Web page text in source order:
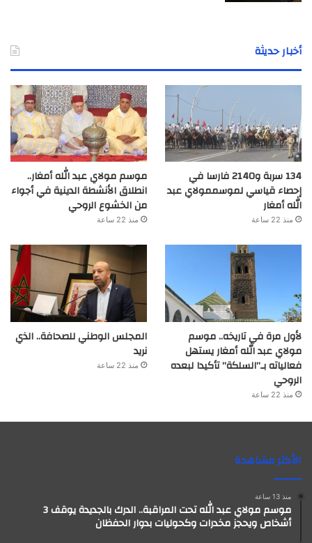
أخبار حديثة
134 سربة و2140 فارسا في
إحصاء قياسي لموسممولاي عبد
الله أمغار
منذ 22 ساعة
موسم مولاي عبد الله أمغار..
انطلاق الأنشطة الدينية في أجواء
من الخشوع الروحي
منذ 22 ساعة
لأول مرة في تاريخه.. موسم
مولاي عبد الله أمغار يستهل
فعالياته بـ”السلكة” تأكيدا لبعده
الروحي
منذ 22 ساعة
المجلس الوطني للصحافة.. الذي
نريد
منذ 22 ساعة
الأكثر مشاهدة
منذ 13 ساعة
موسم مولاي عبد الله تحت المراقبة.. الدرك بالجديدة يوقف 3
أشخاص ويحجز مخدرات وكحوليات بدوار الحفظان